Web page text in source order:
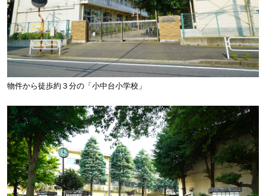
物件から徒歩約３分の「小中台小学校」